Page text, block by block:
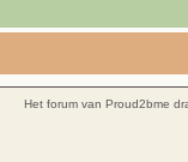
Het forum van Proud2bme